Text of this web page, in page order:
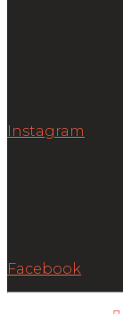
Instagram
Facebook